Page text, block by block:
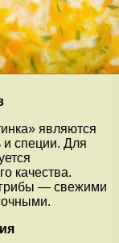
являются
и специи. Для
качества.
— свежими